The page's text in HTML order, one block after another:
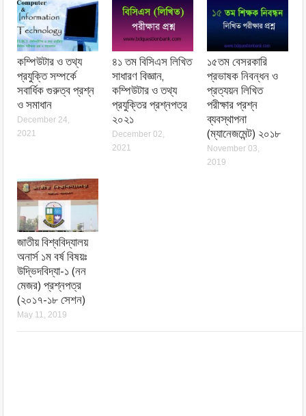
কম্পিউটার ও তথ্য
প্রযুক্তি সম্পর্কে
সবার্ধিক গুরুত্ব প্রশ্ন
ও সমাধান
December 24,
2021
৪১ তম বিসিএস লিখিত
সাধারণ বিজ্ঞান,
কম্পিউটার ও তথ্য
প্রযুক্তির প্রশ্নপত্র
২০২১
December 02,
2021
১৫তম বেসরকারি
প্রভাষক নিবন্ধন ও
প্রত্যয়ন লিখিত
পরীক্ষার প্রশ্ন
ব্যবস্থাপনা
(ম্যানেজমেন্ট) ২০১৮
November 03,
2019
জাতীয় বিশ্ববিদ্যালয়
অনার্স ১ম বর্ষ বিষয়ঃ
উদ্ভিদবিদ্যা-১ (নন
মেজর) প্রশ্নপত্র
(২০১৭-১৮ সেশন)
May 11, 2019